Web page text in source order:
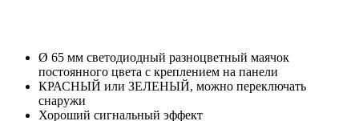
Ø 65 мм светодиодный разноцветный маячок
постоянного цвета с креплением на панели
КРАСНЫЙ или ЗЕЛЕНЫЙ, можно переключать
снаружи
Хороший сигнальный эффект